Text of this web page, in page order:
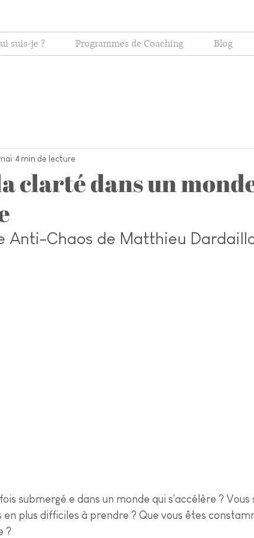
suis-je ? Programmes de Coaching Blog
clarté dans un
4 min de lecture
Anti-Chaos de Matthieu
submergé.e dans un monde qui s'accélère ? Vous
en plus difficiles à prendre ? Que vous êtes
?